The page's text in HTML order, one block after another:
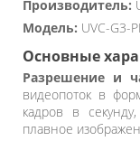
Производитель:
Модель: UVC-G3-
Основные
Разрешение и
видеопоток в
кадров в
плавное